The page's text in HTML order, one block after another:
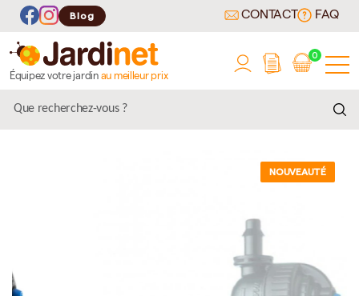
Blog CONTACT FAQ
Équipez votre jardin au meilleur prix
0
NOUVEAUTÉ